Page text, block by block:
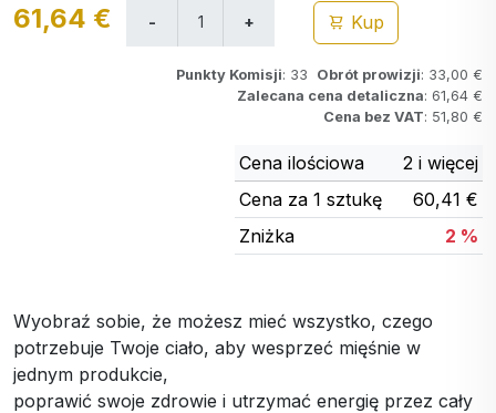
61,64 € Kup
Punkty Komisji: 33 Obrót prowizji: 33,00 €
Zalecana cena detaliczna: 61,64 €
Cena bez VAT: 51,80 €
Cena ilościowa
2 i więcej
Cena za 1 sztukę
60,41 €
Zniżka
2 %
Wyobraź sobie, że możesz mieć wszystko, czego
potrzebuje Twoje ciało, aby wesprzeć mięśnie w
jednym produkcie,
poprawić swoje zdrowie i utrzymać energię przez cały